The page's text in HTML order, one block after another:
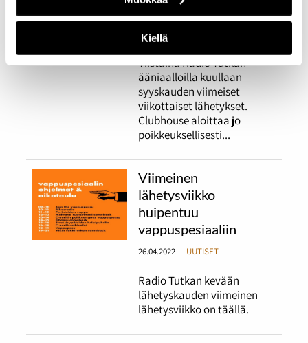
Kiellä
13.12.2022
Tiistaina Radio Tutkan
ääniaalloilla kuullaan
syyskauden viimeiset
viikottaiset lähetykset.
Clubhouse aloittaa jo
poikkeuksellisesti...
Viimeinen
lähetysviikko
huipentuu
vappuspesiaaliin
26.04.2022 UUTISET
Radio Tutkan kevään
lähetyskauden viimeinen
lähetysviikko on täällä.